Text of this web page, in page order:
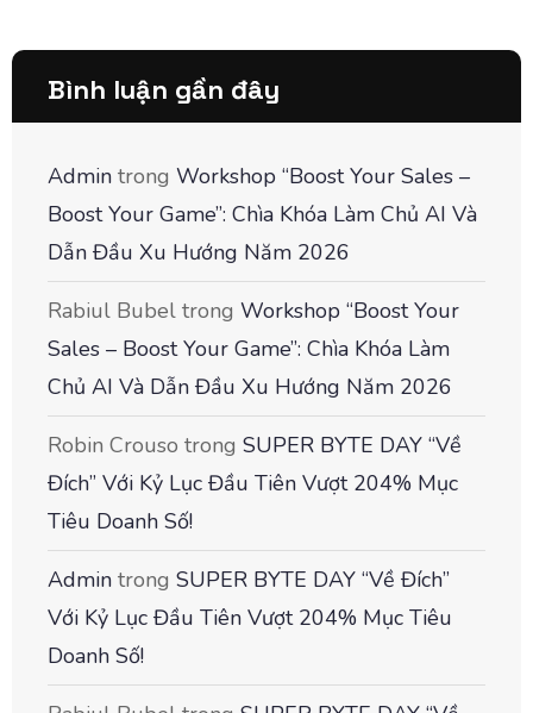
Bình luận gần đây
Admin trong Workshop “Boost Your Sales –
Boost Your Game”: Chìa Khóa Làm Chủ AI Và
Dẫn Đầu Xu Hướng Năm 2026
Rabiul Bubel trong Workshop “Boost Your
Sales – Boost Your Game”: Chìa Khóa Làm
Chủ AI Và Dẫn Đầu Xu Hướng Năm 2026
Robin Crouso trong SUPER BYTE DAY “Về
Đích” Với Kỷ Lục Đầu Tiên Vượt 204% Mục
Tiêu Doanh Số!
Admin trong SUPER BYTE DAY “Về Đích”
Với Kỷ Lục Đầu Tiên Vượt 204% Mục Tiêu
Doanh Số!